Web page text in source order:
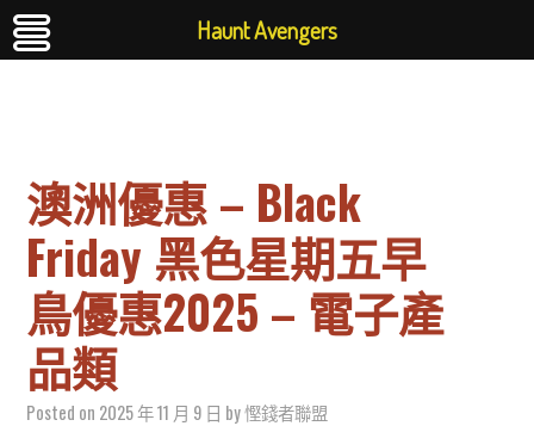
澳洲優惠 – Black
Friday 黑色星期五早
鳥優惠2025 – 電子產
品類
Posted on 2025 年 11 月 9 日 by慳錢者聯盟
Haunt Avengers